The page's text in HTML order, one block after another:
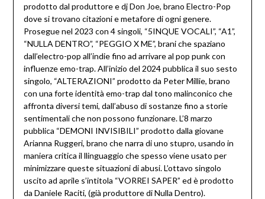
prodotto dal produttore e dj Don Joe, brano Electro-Pop
dove si trovano citazioni e metafore di ogni genere.
Prosegue nel 2023 con 4 singoli, “5INQUE VOCALI”, “A1”,
“NULLA DENTRO”, “PEGGIO X ME”, brani che spaziano
dall’electro-pop all’indie fino ad arrivare al pop punk con
influenze emo-trap. All’inizio del 2024 pubblica il suo sesto
singolo, “ALTERAZIONI” prodotto da Peter Millie, brano
con una forte identità emo-trap dal tono malinconico che
affronta diversi temi, dall’abuso di sostanze fino a storie
sentimentali che non possono funzionare. L’8 marzo
pubblica “DEMONI INVISIBILI” prodotto dalla giovane
Arianna Ruggeri, brano che narra di uno stupro, usando in
maniera critica il llinguaggio che spesso viene usato per
minimizzare queste situazioni di abusi. L’ottavo singolo
uscito ad aprile s’intitola “VORREI SAPER” ed è prodotto
da Daniele Raciti, (già produttore di Nulla Dentro).